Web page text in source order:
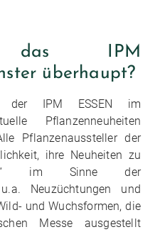
IPM
überhaupt?
IPM ESSEN im
Pflanzenneuheiten
Pflanzenaussteller der
ihre Neuheiten zu
im Sinne der
Neuzüchtungen und
und Wuchsformen, die
Messe ausgestellt